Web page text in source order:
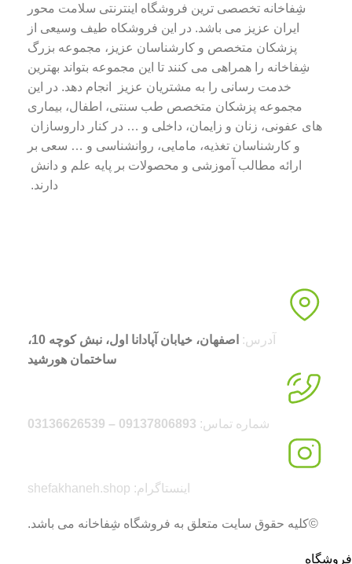
شِفاخانه تخصصی ترین فروشگاه اینترنتی سلامت محور
ایران عزیز می باشد. در این فروشکاه طیف وسیعی از
پزشکان متخصص و کارشناسان عزیز، مجموعه بزرگ
شِفاخانه را همراهی می کنند تا این مجموعه بتواند بهترین
خدمت رسانی را به مشتریان عزیز انجام دهد. در این
مجموعه پزشکان متخصص طب سنتی، اطفال، بیماری
های عفونی، زنان و زایمان، داخلی و … در کنار داروسازان
و کارشناسان تغذیه، مامایی، روانشناسی و … سعی بر
ارائه مطالب آموزشی و محصولات بر پایه علم و دانش
دارند.
آدرس:
اصفهان، خیابان آپادانا اول، نبش کوچه 10،
ساختمان هورشید
شماره تماس: 09137806893 – 03136626539
اینستاگرام: shefakhaneh.shop
©کلیه حقوق سایت متعلق به فروشگاه شِفاخانه می باشد.
فروشگاه